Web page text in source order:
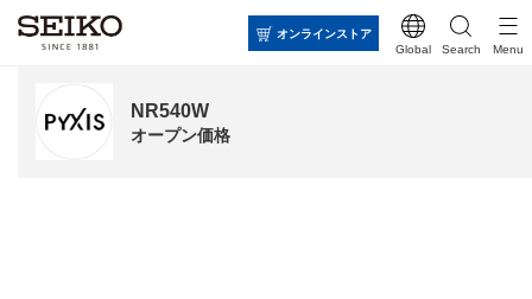
オンラインストア
Global
Search Menu
NR540W
オープン価格